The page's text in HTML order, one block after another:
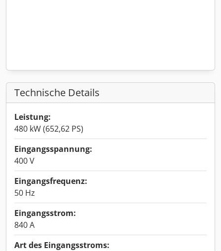
Technische Details
Leistung:
480 kW (652,62 PS)
Eingangsspannung:
400 V
Eingangsfrequenz:
50 Hz
Eingangsstrom:
840 A
Art des Eingangsstroms: